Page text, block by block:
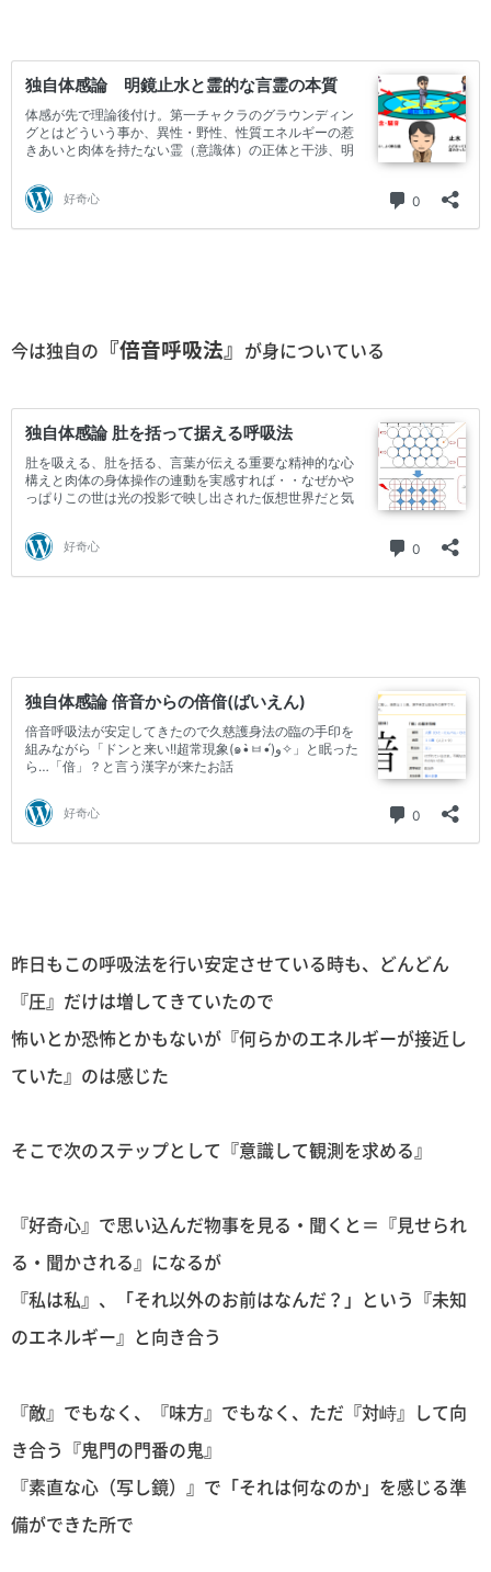
今は独自の 『倍音呼吸法』 が身についている
昨日もこの呼吸法を行い安定させている時も、どんどん
『圧』だけは増してきていたので
怖いとか恐怖とかもないが『何らかのエネルギーが接近し
ていた』のは感じた
そこで次のステップとして『意識して観測を求める』
『好奇心』で思い込んだ物事を見る・聞くと＝『見せられ
る・聞かされる』になるが
『私は私』、「それ以外のお前はなんだ？」という『未知
のエネルギー』と向き合う
『敵』でもなく、『味方』でもなく、ただ『対峙』して向
き合う『鬼門の門番の鬼』
『素直な心（写し鏡）』で「それは何なのか」を感じる準
備ができた所で